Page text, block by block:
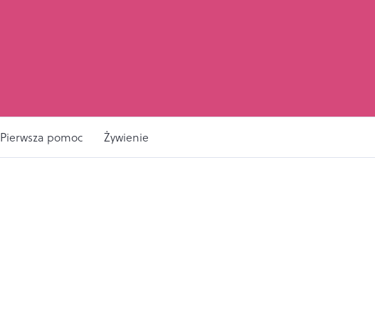
Pierwsza pomoc Żywienie